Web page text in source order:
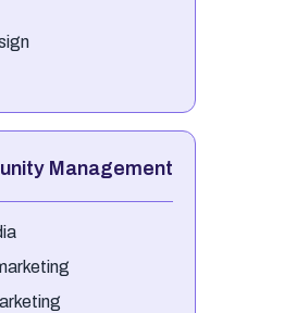
Management